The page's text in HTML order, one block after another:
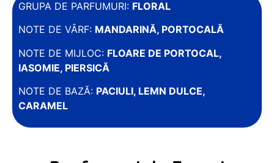
GRUPA DE PARFUMURI: FLORAL
NOTE DE VÂRF: MANDARINĂ, PORTOCALĂ
NOTE DE MIJLOC: FLOARE DE PORTOCAL,
IASOMIE, PIERSICĂ
NOTE DE BAZĂ: PACIULI, LEMN DULCE,
CARAMEL